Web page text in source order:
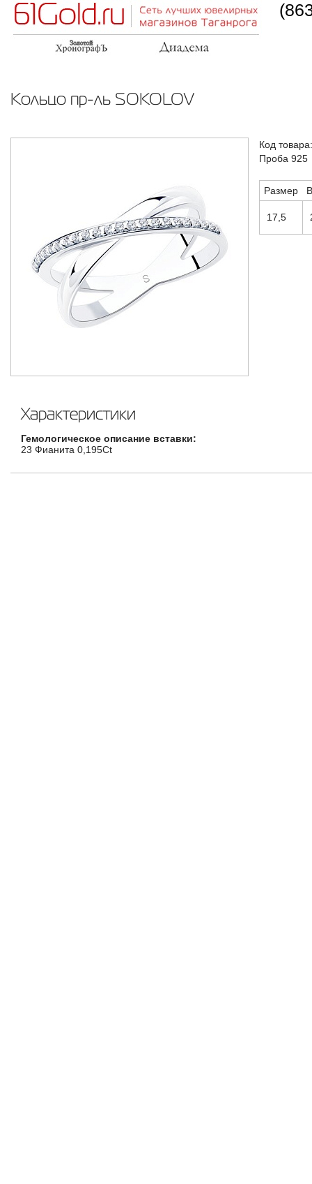
Кольцо пр-ль SOKOLOV
Код
Проба 925
Размер
17,5
Характеристики
Гемологическое описание вставки:
23 Фианита 0,195Ct